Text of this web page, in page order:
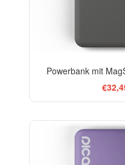
Powerbank mit